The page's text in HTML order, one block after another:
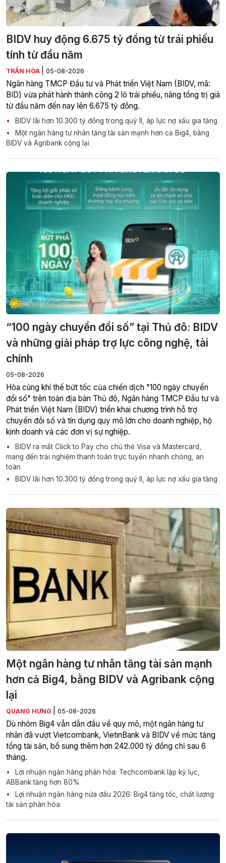
BIDV huy động 6.675 tỷ đồng từ trái phiếu
tính từ đầu năm
TRẦN HÒA 05-08-2026
Ngân hàng TMCP Đầu tư và Phát triển Việt Nam (BIDV, mã:
BID) vừa phát hành thành công 2 lô trái phiếu, nâng tổng trị giá
từ đầu năm đến nay lên 6.675 tỷ đồng.
BIDV lãi hơn 10.300 tỷ đồng trong quý II, áp lực nợ xấu gia tăng
Một ngân hàng tư nhân tăng tài sản mạnh hơn cả Big4, bằng
BIDV và Agribank cộng lại
“100 ngày chuyển đổi số” tại Thủ đô: BIDV
và những giải pháp trợ lực công nghệ, tài
chính
05-08-2026
Hòa cùng khí thế bứt tốc của chiến dịch "100 ngày chuyển
đổi số" trên toàn địa bàn Thủ đô, Ngân hàng TMCP Đầu tư và
Phát triển Việt Nam (BIDV) triển khai chương trình hỗ trợ
chuyển đổi số và tín dụng quy mô lớn cho doanh nghiệp, hộ
kinh doanh và các đơn vị sự nghiệp.
BIDV ra mắt Click to Pay cho chủ thẻ Visa và Mastercard,
mang đến trải nghiệm thanh toán trực tuyến nhanh chóng, an
toàn
BIDV lãi hơn 10.300 tỷ đồng trong quý II, áp lực nợ xấu gia tăng
Một ngân hàng tư nhân tăng tài sản mạnh
hơn cả Big4, bằng BIDV và Agribank cộng
lại
QUANG HƯNG 05-08-2026
Dù nhóm Big4 vẫn dẫn đầu về quy mô, một ngân hàng tư
nhân đã vượt Vietcombank, VietinBank và BIDV về mức tăng
tổng tài sản, bổ sung thêm hơn 242.000 tỷ đồng chỉ sau 6
tháng.
Lợi nhuận ngân hàng phân hóa: Techcombank lập kỷ lục,
ABBank tăng hơn 80%
Lợi nhuận ngân hàng nửa đầu 2026: Big4 tăng tốc, chất lượng
tài sản phân hóa